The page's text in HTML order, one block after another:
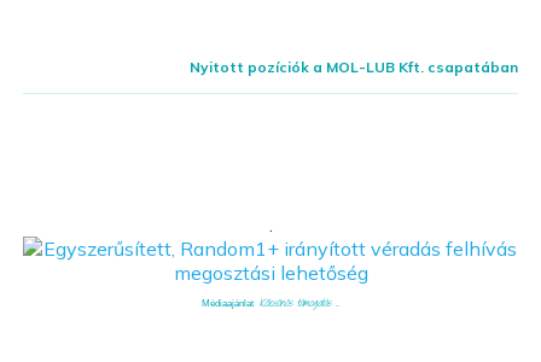
Nyitott pozíciók a MOL-LUB Kft. csapatában
Médiaajánlat Kölcsönös támogatás ...